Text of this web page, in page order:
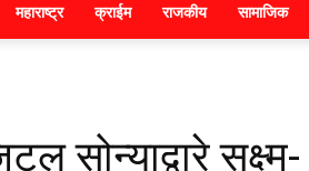
महाराष्ट्र
महाराष्ट्र क्राईम राजकीय सामाजिक
सोन्याद्वारे सूक्ष्म-